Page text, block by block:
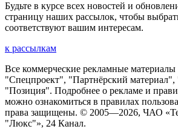
Будьте в курсе всех новостей и
страницу наших рассылок, чтобы
соответствуют вашим интересам.
к рассылкам
Все коммерческие рекламные материалы
"Спецпроект", "Партнёрский материал",
"Позиция". Подробнее о рекламе и
можно ознакомиться в правилах
права защищены. © 2005—2026, ЧАО
"Люкс"», 24 Канал.